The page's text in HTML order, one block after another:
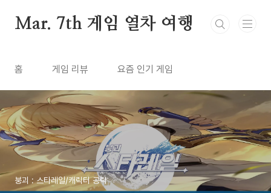
Mar. 7th 게임 열차 여행
홈 게임 리뷰 요즘 인기 게임
붕괴 : 스타레일/캐릭터 공략